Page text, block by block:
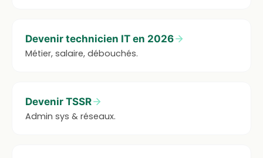
Devenir technicien IT en 2026
Métier, salaire, débouchés.
Devenir TSSR
Admin sys & réseaux.